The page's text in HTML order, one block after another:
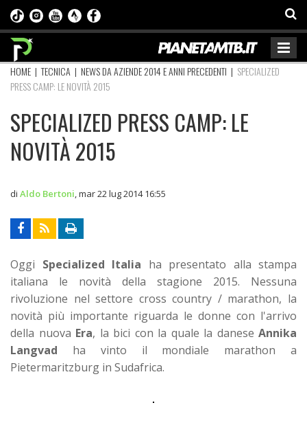
HOME |TECNICA | NEWS DA AZIENDE 2014 E ANNI PRECEDENTI | SPECIALIZED
PRESS CAMP: LE NOVITÀ 2015
SPECIALIZED PRESS CAMP: LE
NOVITÀ 2015
di Aldo Bertoni mar 22 lug 2014 16:55
Oggi Specialized Italia ha presentato alla stampa
italiana le novità della stagione 2015. Nessuna
rivoluzione nel settore cross country / marathon, la
novità più importante riguarda le donne con l'arrivo
della nuova Era, la bici con la quale la danese Annika
Langvad ha vinto il mondiale marathon a
Pietermaritzburg in Sudafrica.